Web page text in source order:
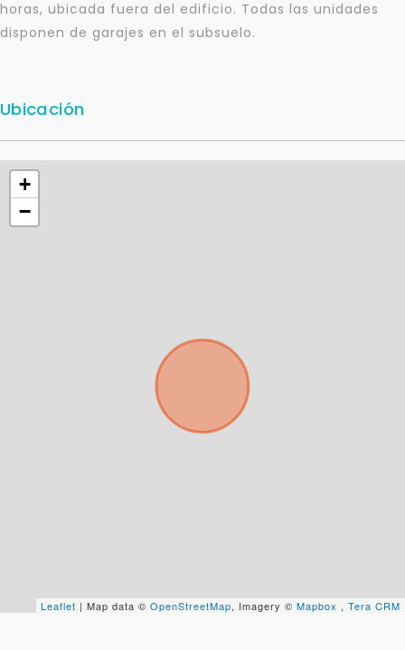
horas, ubicada fuera del edificio. Todas las unidades
disponen de garajes en el subsuelo.
Ubicación
+
−
Leaflet | Map data © OpenStreetMap, Imagery © Mapbox , Tera CRM
sistema de gestión de clientes.
Tus datos están seguros
No compartimos tu información ni enviamos spam.
Uso exclusivo
Solo los usamos para responder tu consulta.
más rápido.